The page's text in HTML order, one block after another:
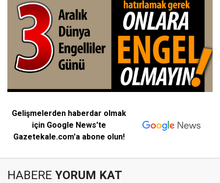
Gelişmelerden haberdar olmak
için Google News'te
Gazetekale.com'a abone olun!
HABERE YORUM KAT